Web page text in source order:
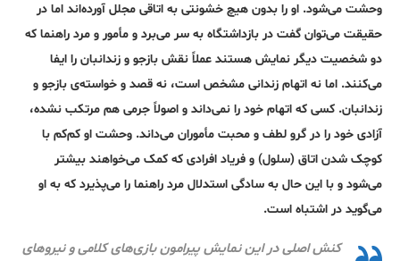
وحشت می‌شود. او را بدون هیچ خشونتی به اتاقی مجلل آورده‌اند اما در
حقیقت می‌توان گفت در بازداشتگاه به سر می‌برد و مأمور و مرد راهنما که
دو شخصیت دیگر نمایش هستند عملاً نقش بازجو و زندانبان را ایفا
می‌کنند. اما نه اتهام زندانی مشخص است، نه قصد و خواسته‌ی بازجو و
زندانبان. کسی که اتهام خود را نمی‌داند و اصولاً جرمی هم مرتکب نشده،
آزادی خود را در گرو لطف و محبت مأموران می‌داند. وحشت او کم‌کم با
کوچک شدن اتاق (سلول) و فریاد افرادی که کمک می‌خواهند بیشتر
می‌شود و با این حال به سادگی استدلال مرد راهنما را می‌پذیرد که به او
می‌گوید در اشتباه است.
کنش اصلی در این نمایش پیرامون بازی‌های کلامی و نیروهای